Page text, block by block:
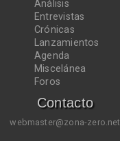
Análisis
Entrevistas
Crónicas
Lanzamientos
Agenda
Miscelánea
Foros
Contacto
webmaster@zona-zero.net